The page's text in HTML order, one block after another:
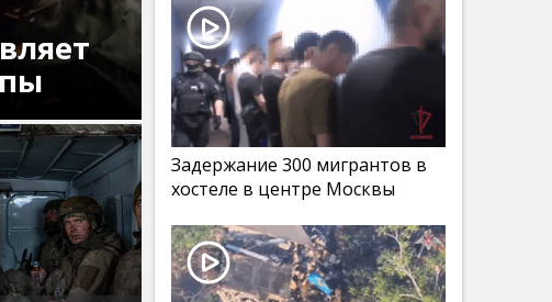
Задержание 300 мигрантов в
хостеле в центре Москвы